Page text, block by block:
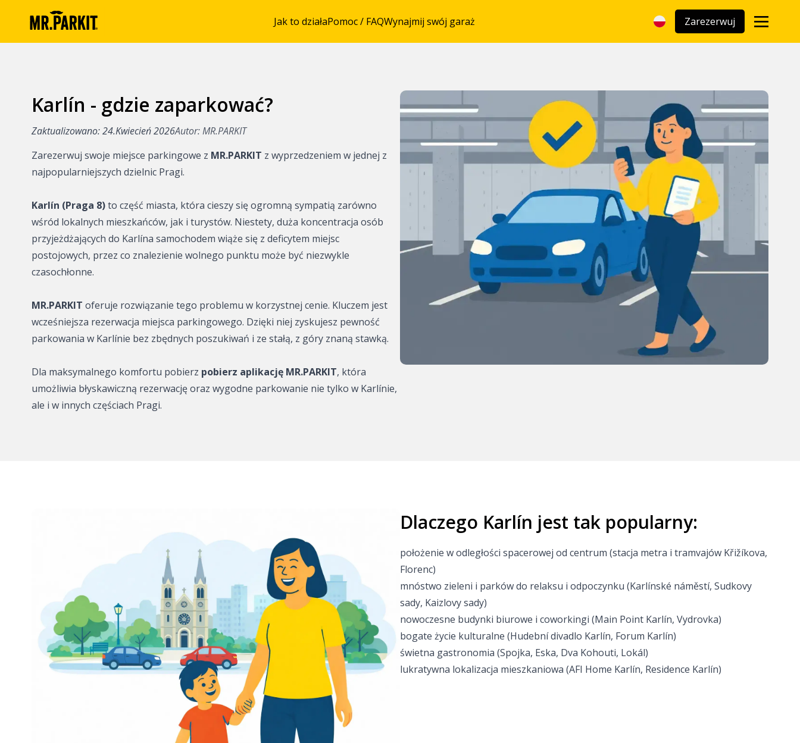
Jak to działaPomoc / FAQWynajmij swój garaż Zarezerwuj
Artykuły
Korzyści z parkowania z
Parking na obrzeżach Pragi
Parkowanie w centrum Brna
Plac Wacława – gdzie
zaparkować?
Smíchov - gdzie zaparkować?
elektrycznych
Parking dla firm
Transport metrem w Pradze
Parkowanie w Pilźnie
Park & Ride (P+R)
Dla klientów
Jak to działa
Karlín - gdzie zaparkować?
Zaktualizowano: 24.Kwiecień 2026Autor: MR.PARKIT
Zarezerwuj swoje miejsce parkingowe z MR.PARKIT z wyprzedzeniem w jednej z
najpopularniejszych dzielnic Pragi.
Karlín (Praga 8)to część miasta, która cieszy się ogromną sympatią zarówno
wśród lokalnych mieszkańców, jak i turystów. Niestety, duża koncentracja osób
przyjeżdżających do Karlína samochodem wiąże się z deficytem miejsc
postojowych, przez co znalezienie wolnego punktu może być niezwykle
czasochłonne.
MR.PARKIT oferuje rozwiązanie tego problemu w korzystnej cenie. Kluczem jest
wcześniejsza rezerwacja miejsca parkingowego. Dzięki niej zyskujesz pewność
parkowania w Karlínie bez zbędnych poszukiwań i ze stałą, z góry znaną stawką.
Dla maksymalnego komfortu pobierz pobierz aplikację MR.PARKIT, która
umożliwia błyskawiczną rezerwację oraz wygodne parkowanie nie tylko w Karlínie,
ale i w innych częściach Pragi.
Dlaczego Karlín jest tak popularny:
położenie w odległości spacerowej od centrum (stacja metra i tramvajów Křižíkova,
Florenc)
mnóstwo zieleni i parków do relaksu i odpoczynku (Karlínské náměstí, Sudkovy
sady, Kaizlovy sady)
nowoczesne budynki biurowe i coworkingi (Main Point Karlín, Vydrovka)
bogate życie kulturalne (Hudební divadlo Karlín, Forum Karlín)
świetna gastronomia (Spojka, Eska, Dva Kohouti, Lokál)
lukratywna lokalizacja mieszkaniowa (AFI Home Karlín, Residence Karlín)